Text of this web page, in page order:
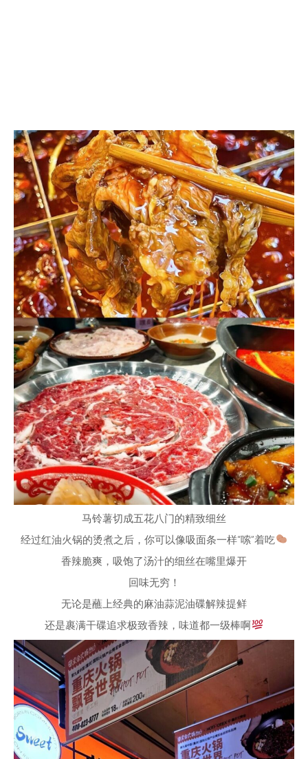
马铃薯切成五花八门的精致细丝
经过红油火锅的烫煮之后，你可以像吸面条一样“嗦”着吃
香辣脆爽，吸饱了汤汁的细丝在嘴里爆开
回味无穷！
无论是蘸上经典的麻油蒜泥油碟解辣提鲜
还是裹满干碟追求极致香辣，味道都一级棒啊